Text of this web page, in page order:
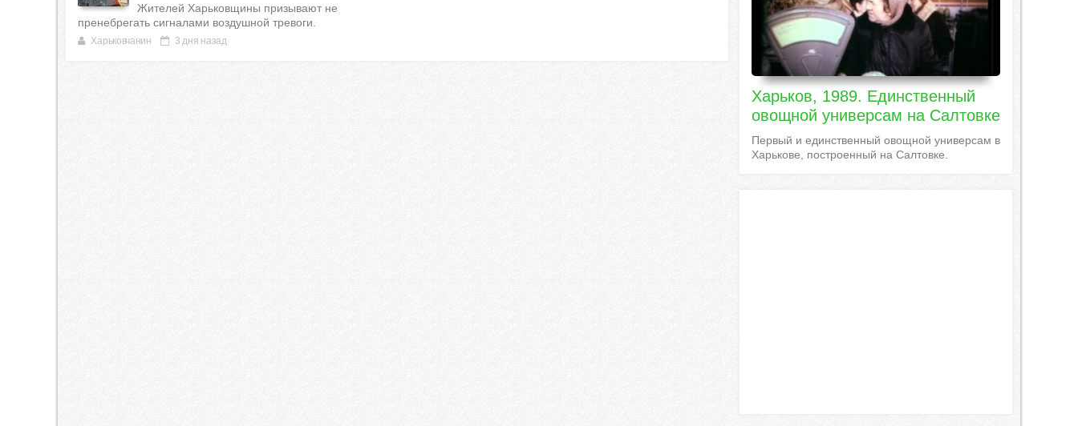
Жителей Харьковщины призывают не
пренебрегать сигналами воздушной тревоги.
Харьковчанин 3 дня назад
Харьков, 1989. Единственный
овощной универсам на Салтовке
Первый и единственный овощной универсам в
Харькове, построенный на Салтовке.